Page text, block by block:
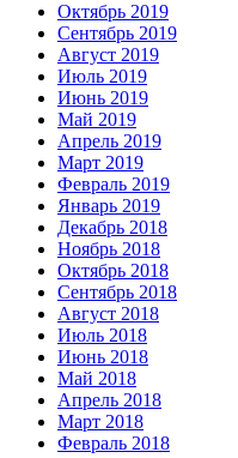
Октябрь 2019
Сентябрь 2019
Август 2019
Июль 2019
Июнь 2019
Май 2019
Апрель 2019
Март 2019
Февраль 2019
Январь 2019
Декабрь 2018
Ноябрь 2018
Октябрь 2018
Сентябрь 2018
Август 2018
Июль 2018
Июнь 2018
Май 2018
Апрель 2018
Март 2018
Февраль 2018